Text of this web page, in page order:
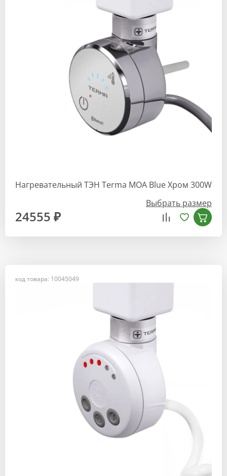
Нагревательный ТЭН Terma MOA Blue Хром 300W
Выбрать размер
24555 ₽
код товара: 10045049